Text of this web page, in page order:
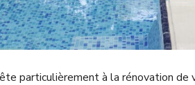
particulièrement à la rénovation